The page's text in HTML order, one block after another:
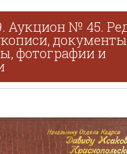
Аукцион № 45.
фотографии и